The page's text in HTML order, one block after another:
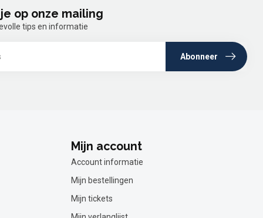
op onze mailing
tips en informatie
Abonneer
Mijn account
Account informatie
Mijn bestellingen
Mijn tickets